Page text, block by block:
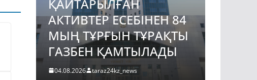
ҚАЙТАРЫЛҒАН
АКТИВТЕР ЕСЕБІНЕН 84
МЫҢ ТҰРҒЫН ТҰРАҚТЫ
ГАЗБЕН ҚАМТЫЛАДЫ
04.08.2026 taraz24kz_news